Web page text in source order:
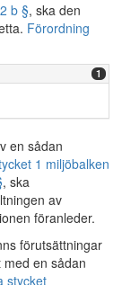
b §, ska den
Förordning
1
en sådan
1 miljöbalken
, ska
av
föranleder.
förutsättningar
en sådan
stycket